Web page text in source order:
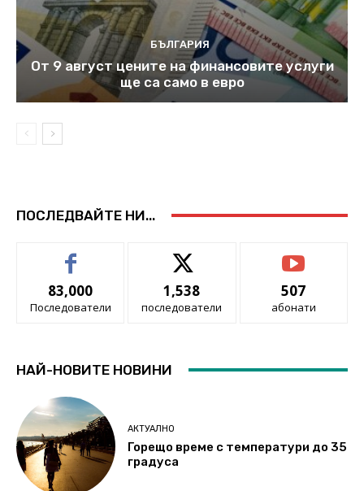
БЪЛГАРИЯ
От 9 август цените на финансовите услуги
ще са само в евро
ПОСЛЕДВАЙТЕ НИ...
83,000
Последователи
1,538
последователи
507
абонати
НАЙ-НОВИТЕ НОВИНИ
АКТУАЛНО
Горещо време с температури до 35
градуса